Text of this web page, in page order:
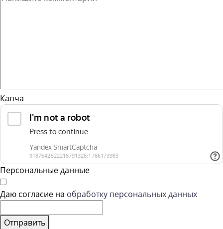
Капча
Персональные данные
Даю согласие на обработку персональных данных
Отправить